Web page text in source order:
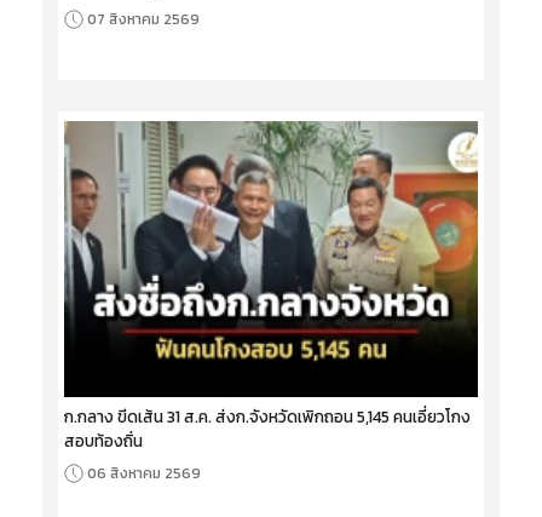
07 สิงหาคม 2569
ก.กลาง ขีดเส้น 31 ส.ค. ส่งก.จังหวัดเพิกถอน 5,145 คนเอี่ยวโกง
สอบท้องถิ่น
06 สิงหาคม 2569